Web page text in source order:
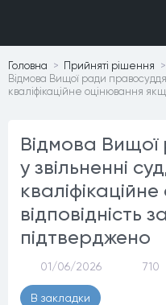
Головна
Прийнятi рiшення
Відмова Вищої ради
кваліфікаційне оцінювання
Відмова
у звільненні
відповідність
підтверджено
01/06/2026 710
В закладки